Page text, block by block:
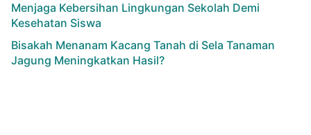
Menjaga Kebersihan Lingkungan Sekolah Demi
Kesehatan Siswa
Bisakah Menanam Kacang Tanah di Sela Tanaman
Jagung Meningkatkan Hasil?